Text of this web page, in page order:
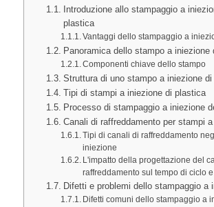
Introduzione allo stampaggio a
plastica
Vantaggi dello stampaggio a
Panoramica dello stampo a iniezione
Componenti chiave dello stampo
Struttura di uno stampo a iniezione
Tipi di stampi a iniezione di plastica
Processo di stampaggio a iniezione
Canali di raffreddamento per stampi
Tipi di canali di raffreddamento
iniezione
L'impatto della progettazione del
raffreddamento sul tempo di ciclo
Difetti e problemi dello stampaggio a
Difetti comuni dello stampaggio a